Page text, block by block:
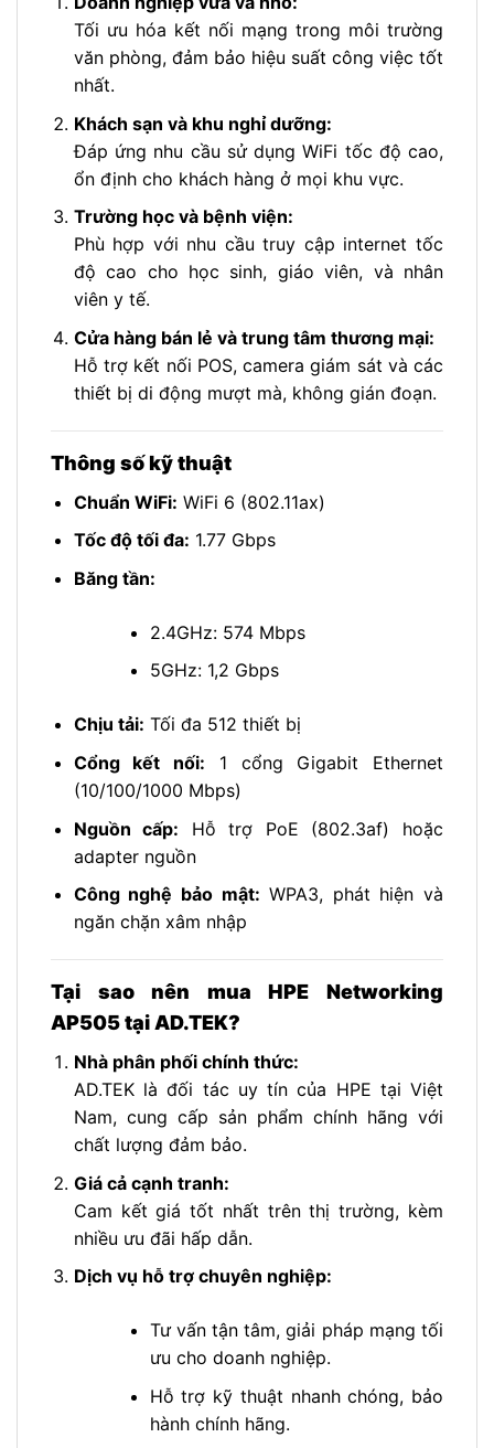
Tối ưu hóa kết nối mạng trong môi trường
văn phòng, đảm bảo hiệu suất công việc tốt
nhất.
Khách sạn và khu nghỉ dưỡng:
Đáp ứng nhu cầu sử dụng WiFi tốc độ cao,
ổn định cho khách hàng ở mọi khu vực.
Trường học và bệnh viện:
Phù hợp với nhu cầu truy cập internet tốc
độ cao cho học sinh, giáo viên, và nhân
viên y tế.
Cửa hàng bán lẻ và trung tâm thương mại:
Hỗ trợ kết nối POS, camera giám sát và các
thiết bị di động mượt mà, không gián đoạn.
Thông số kỹ thuật
Chuẩn WiFi: WiFi 6 (802.11ax)
Tốc độ tối đa: 1.77 Gbps
Băng tần:
2.4GHz: 574 Mbps
5GHz: 1,2 Gbps
Chịu tải: Tối đa 512 thiết bị
Cổng kết nối: 1 cổng Gigabit Ethernet
(10/100/1000 Mbps)
Nguồn cấp: Hỗ trợ PoE (802.3af) hoặc
adapter nguồn
Công nghệ bảo mật: WPA3, phát hiện và
ngăn chặn xâm nhập
Tại sao nên mua HPE Networking
AP505 tại AD.TEK?
Nhà phân phối chính thức:
AD.TEK là đối tác uy tín của HPE tại Việt
Nam, cung cấp sản phẩm chính hãng với
chất lượng đảm bảo.
Giá cả cạnh tranh:
Cam kết giá tốt nhất trên thị trường, kèm
nhiều ưu đãi hấp dẫn.
Dịch vụ hỗ trợ chuyên nghiệp:
Tư vấn tận tâm, giải pháp mạng tối
ưu cho doanh nghiệp.
Hỗ trợ kỹ thuật nhanh chóng, bảo
hành chính hãng.